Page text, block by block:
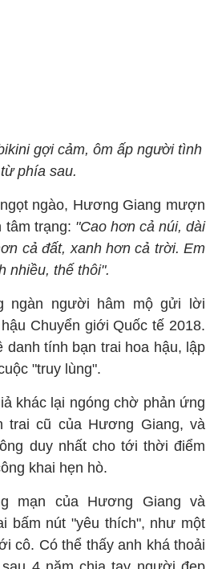
gợi cảm, ôm ấp người tình
từ phía sau.
ngào, Hương Giang mượn
tâm trạng: "Cao hơn cả núi, dài
cả đất, xanh hơn cả trời. Em
nhiều, thế thôi".
ngàn người hâm mộ gửi lời
Chuyển giới Quốc tế 2018.
danh tính bạn trai hoa hậu, lập
"truy lùng".
khác lại ngóng chờ phản ứng
trai cũ của Hương Giang, và
duy nhất cho tới thời điểm
khai hẹn hò.
mạn của Hương Giang và
bấm nút "yêu thích", như một
cô. Có thể thấy anh khá thoải